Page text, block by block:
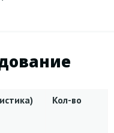
Кол-во